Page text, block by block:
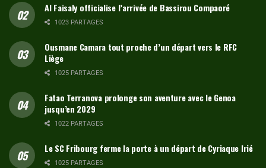
Al Faisaly officialise l’arrivée de Bassirou Compaoré
1023 PARTAGES
Ousmane Camara tout proche d’un départ vers le RFC
Liège
1025 PARTAGES
Fatao Terranova prolonge son aventure avec le Genoa
jusqu’en 2029
1022 PARTAGES
Le SC Fribourg ferme la porte à un départ de Cyriaque Irié
1025 PARTAGES